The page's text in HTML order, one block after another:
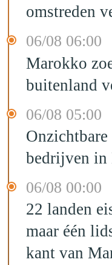
omstreden
06/08 06:00
Marokko
buitenland
06/08 05:00
bedrijven in
06/08 00:00
22 landen
maar één
kant van